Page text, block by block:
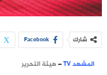
شارك Facebook
المشهد TV –هيئة التحرير